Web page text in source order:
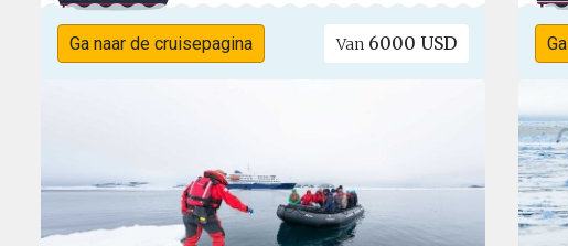
Ga naar de cruisepagina Van 6000 USD